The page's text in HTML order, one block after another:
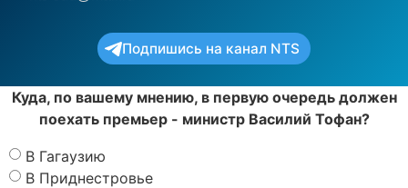
Подпишись на канал NTS
Куда, по вашему мнению, в первую очередь должен
поехать премьер - министр Василий Тофан?
В Гагаузию
В Приднестровье